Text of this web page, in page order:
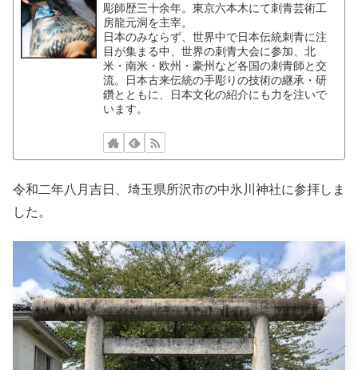
彫師歴三十余年。東京六本木にて刺青芸術工
房龍元洞を主宰。
日本のみならず、世界中で日本伝統刺青に注
目が集まる中、世界の刺青大会に参加、北
米・南米・欧州・豪州など各国の刺青師と交
流。日本古来伝統の手彫りの技術の継承・研
鑽とともに、日本文化の紹介にも力を注いで
います。
令和二年八月吉日、埼玉県所沢市の中氷川神社に参拝しま
した。